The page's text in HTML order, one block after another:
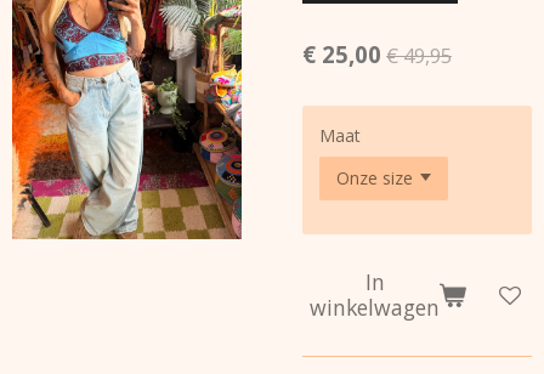
€ 25,00 € 49,95
Maat
In
winkelwagen